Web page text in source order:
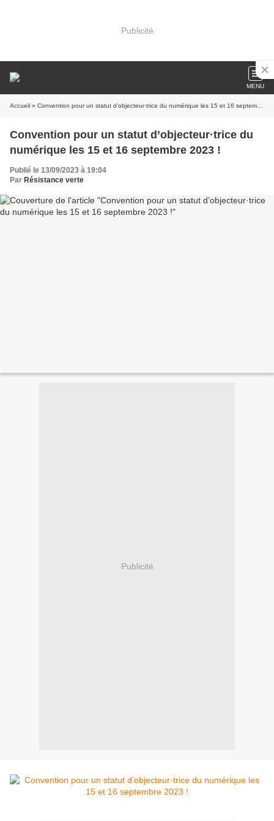
Publicité
MENU
Accueil » Convention pour un statut d’objecteur·trice du numérique les 15 et 16 septembre 2023 !
Convention pour un statut d’objecteur·trice du
numérique les 15 et 16 septembre 2023 !
Publié le 13/09/2023 à 19:04
Par Résistance verte
Publicité